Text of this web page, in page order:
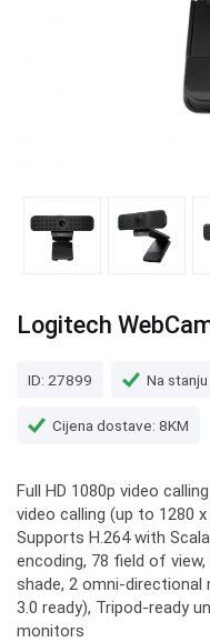
Logitech
ID: 27899 Na stanju
Cijena dostave: 8KM
Full HD 1080p video
video calling (up to 1280
Supports H.264 with
encoding, 78 field of
shade, 2 omni-directional
3.0 ready), Tripod-ready
monitors